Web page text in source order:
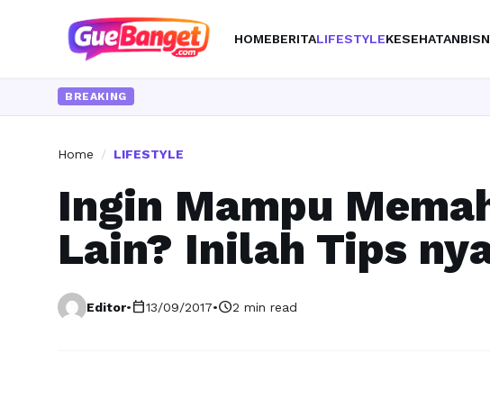
HOMEBERITALIFESTYLEKESEHATAN
BREAKING
Home / LIFESTYLE
Ingin Mampu
Lain? Inilah Tips
Editor•calendar_today13/09/2017•schedule2 min read